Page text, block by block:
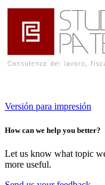
Versión para impresión
How can we help you better?
Let us know what topic
more useful.